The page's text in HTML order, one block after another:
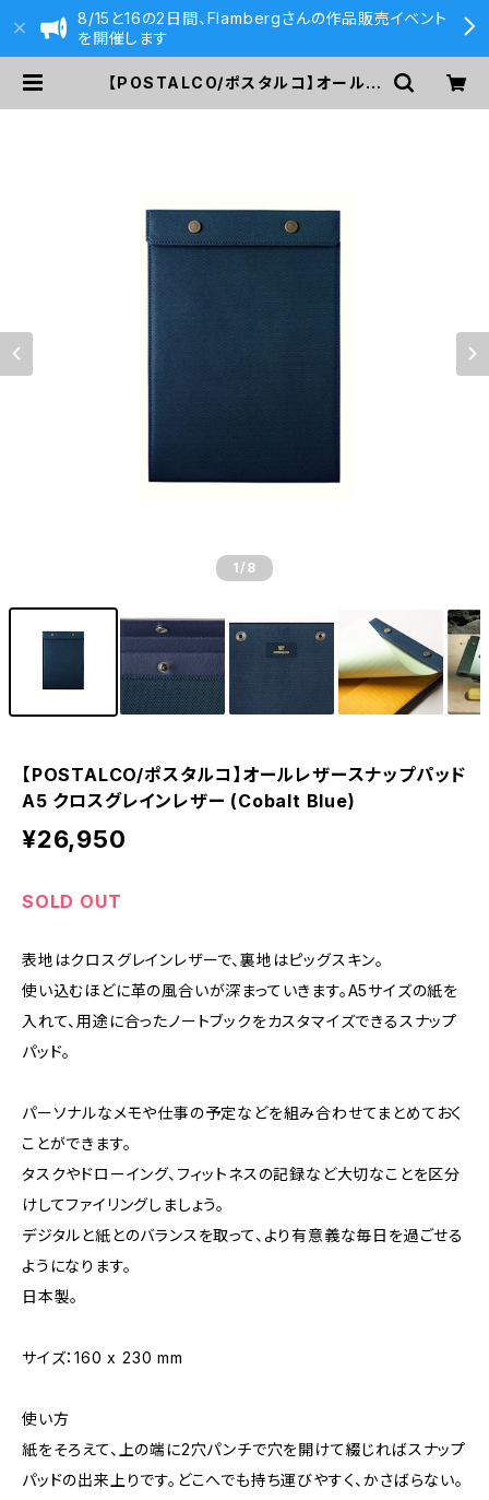
8/15と16の2日間、Flambergさんの作品販売イベント
を開催します
【POSTALCO/ポスタルコ】オールレ
1 /8
【POSTALCO/ポスタルコ】オールレザースナップパッド
A5 クロスグレインレザー (Cobalt Blue)
¥26,950
SOLD OUT
表地はクロスグレインレザーで、裏地はピッグスキン。
使い込むほどに革の風合いが深まっていきます。A5サイズの紙を
入れて、用途に合ったノートブックをカスタマイズできるスナップ
パッド。
パーソナルなメモや仕事の予定などを組み合わせてまとめておく
ことができます。
タスクやドローイング、フィットネスの記録など大切なことを区分
けしてファイリングしましょう。
デジタルと紙とのバランスを取って、より有意義な毎日を過ごせる
ようになります。
日本製。
サイズ：160 x 230 mm
使い方
紙をそろえて、上の端に2穴パンチで穴を開けて綴じればスナップ
パッドの出来上りです。どこへでも持ち運びやすく、かさばらない。